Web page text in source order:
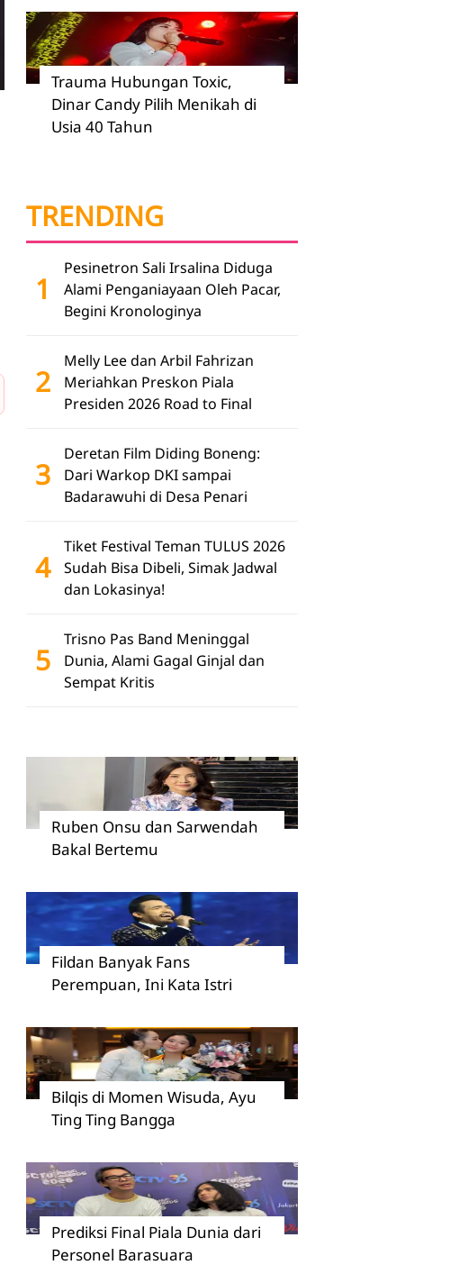
Trauma Hubungan Toxic,
Dinar Candy Pilih Menikah di
Usia 40 Tahun
TRENDING
1
Pesinetron Sali Irsalina Diduga
Alami Penganiayaan Oleh Pacar,
Begini Kronologinya
2
Melly Lee dan Arbil Fahrizan
Meriahkan Preskon Piala
Presiden 2026 Road to Final
3
Deretan Film Diding Boneng:
Dari Warkop DKI sampai
Badarawuhi di Desa Penari
4
Tiket Festival Teman TULUS 2026
Sudah Bisa Dibeli, Simak Jadwal
dan Lokasinya!
5
Trisno Pas Band Meninggal
Dunia, Alami Gagal Ginjal dan
Sempat Kritis
Ruben Onsu dan Sarwendah
Bakal Bertemu
Fildan Banyak Fans
Perempuan, Ini Kata Istri
Bilqis di Momen Wisuda, Ayu
Ting Ting Bangga
Prediksi Final Piala Dunia dari
Personel Barasuara